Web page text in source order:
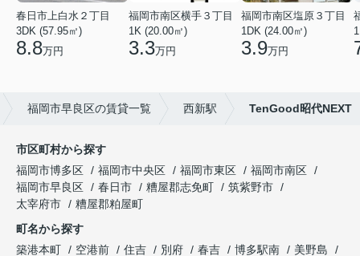
春日市上白水２丁目
3DK (57.95㎡)
8.8万円
福岡市南区横手３丁目
1K (20.00㎡)
3.3万円
福岡市南区塩原３丁目
1DK (24.00㎡)
3.9万円
福岡市早良区の賃貸一覧 西新駅 TenGood昭代NEXT
市区町村から探す
福岡市博多区
福岡市中央区 福岡市東区
福岡市南区
福岡市早良区
春日市 糟屋郡志免町
筑紫野市
太宰府市
糟屋郡粕屋町
町名から探す
築港本町
空港前 住吉 別府 春吉 博多駅南
美野島